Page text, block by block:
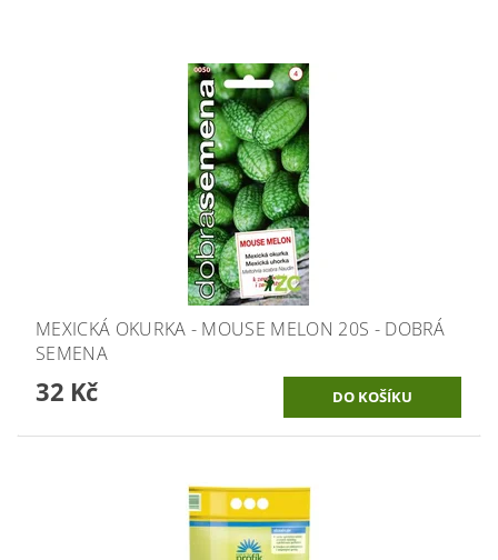
MEXICKÁ OKURKA - MOUSE MELON 20S - DOBRÁ
SEMENA
32 Kč